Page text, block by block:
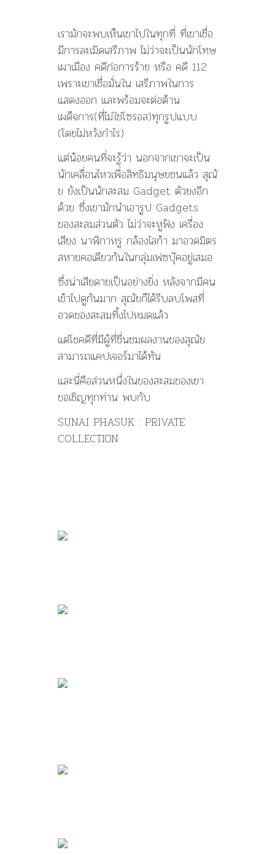
เรามักจะพบเห็นเขาไปในทุกที่ ที่เขาเชื่อ
มีการละเมิดเสรีภาพ ไม่ว่าจะเป็นนักโทษ
เผาเมือง คดีก่อการร้าย หรือ คดี 112
เพราะเขาเชื่อมั่นใน เสรีภาพในการ
แสดงออก และพร้อมจะต่อต้าน
เผด็จการ(ที่ไม่ใช่โซรอส)ทุกรูปแบบ
(โดยไม่หวังกำไร)
แต่น้อยคนที่จะรู้ว่า นอกจากเขาจะเป็น
นักเคลื่อนไหวเพื่อสิทธิมนุษยชนแล้ว สุณั
ย ยังเป็นนักสะสม Gadget ตัวยงอีก
ด้วย ซึ่งเขามักนำเอารูป Gadgets
ของสะสมส่วนตัว ไม่ว่าจะหูฟัง เครื่อง
เสียง นาฬิกาหรู กล้องไลก้า มาอวดมิตร
สหายคอเดียวกันในกลุ่มเฟซบุ๊คอยู่เสมอ
ซึ่งน่าเสียดายเป็นอย่างยิ่ง หลังจากมีคน
เข้าไปดูกันมาก สุณัยก็ได้รีบลบโพสที่
อวดของสะสมทิ้งไปหมดแล้ว
แต่โชคดีที่มีผู้ที่ชื่นชมผลงานของสุณัย
สามารถแคปเจอร์มาได้ทัน
และนี่คือส่วนหนึ่งในของสะสมของเขา
ขอเชิญทุกท่าน พบกับ
SUNAI PHASUK : PRIVATE
COLLECTION